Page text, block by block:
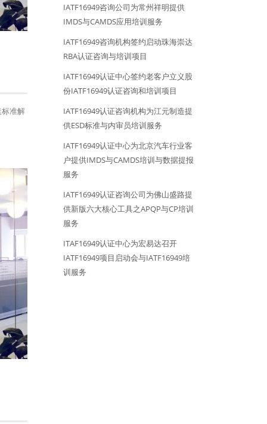
准解
IATF16949咨询公司为常州祥明提供
IMDS与CAMDS应用培训服务
IATF16949咨询机构签约启动珠海崇达
RBA认证咨询与培训项目
IATF16949认证中心签约老客户立义股
份IATF16949认证咨询和培训项目
IATF16949认证咨询机构为江元制造提
供ESD标准与内审员培训服务
IATF16949认证中心为北京汽车行业客
户提供IMDS与CAMDS培训与数据提报
服务
IATF16949认证咨询公司为佛山盛路提
供新版六大核心工具之APQP与CP培训
服务
ITAF16949认证中心为宏易达召开
IATF16949项目启动会与IATF16949培
训服务